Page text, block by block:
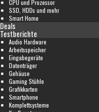
CPU und Prozessor
SSD, HDDs und mehr
Smart Home
Deals
Testberichte
Audio Hardware
Arbeitsspeicher
Eingabegeräte
Datenträger
Gehäuse
Gaming Stühle
Grafikkarten
Smartphone
Komplettsysteme